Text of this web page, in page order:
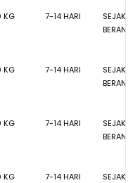
KG 7-14 HARI
SEJAK
KG 7-14 HARI
SEJAK
KG 7-14 HARI
SEJAK
KG 7-14 HARI
SEJAK